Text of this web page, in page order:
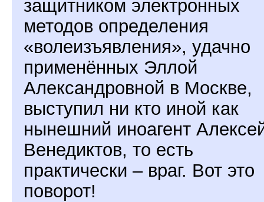
защитником электронных
методов определения
«волеизъявления», удачно
применённых Эллой
Александровной в Москве,
выступил ни кто иной как
нынешний иноагент
Венедиктов, то есть
практически – враг. Вот это
поворот!